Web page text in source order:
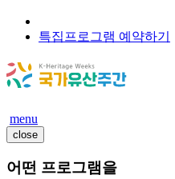
특집프로그램 예약하기
menu
close
어떤 프로그램을